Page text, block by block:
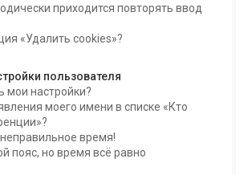
приходится повторять ввод
«Удалить cookies»?
пользователя
мои настройки?
моего имени в списке «Кто
время!
пояс, но время всё равно